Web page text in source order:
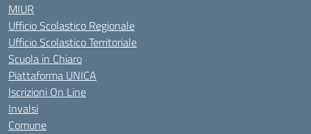
MIUR
Ufficio Scolastico Regionale
Ufficio Scolastico Territoriale
Scuola in Chiaro
Piattaforma UNICA
Iscrizioni On Line
Invalsi
Comune